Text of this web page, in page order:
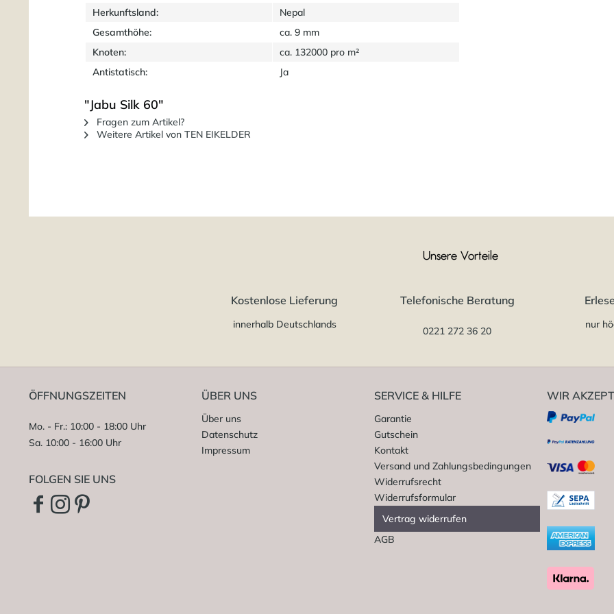
Herkunftsland:
Nepal
Gesamthöhe:
ca. 9 mm
Knoten:
ca. 132000 pro m²
Antistatisch:
Ja
"Jabu Silk 60"
Fragen zum Artikel?
Weitere Artikel von TEN EIKELDER
Unsere Vorteile
Kostenlose Lieferung
innerhalb Deutschlands
Telefonische Beratung
0221 272 36 20
nur
ÖFFNUNGSZEITEN
Mo. - Fr.: 10:00 - 18:00 Uhr
Sa. 10:00 - 16:00 Uhr
FOLGEN SIE UNS
ÜBER UNS
Über uns
Datenschutz
Impressum
SERVICE & HILFE
Garantie
Gutschein
Kontakt
Versand und Zahlungsbedingungen
Widerrufsrecht
Widerrufsformular
Vertrag widerrufen
AGB
WIR